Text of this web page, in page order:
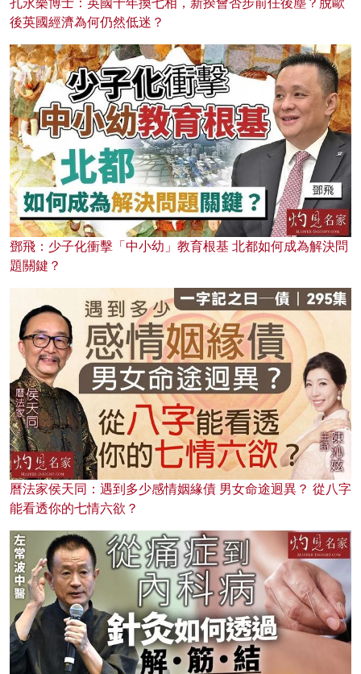
後英國經濟為何仍然低迷？
鄧飛：少子化衝擊「中小幼」教育根基 北都如何成為解決問
題關鍵？
曆法家侯天同：遇到多少感情姻緣債 男女命途迥異？ 從八字
能看透你的七情六欲？